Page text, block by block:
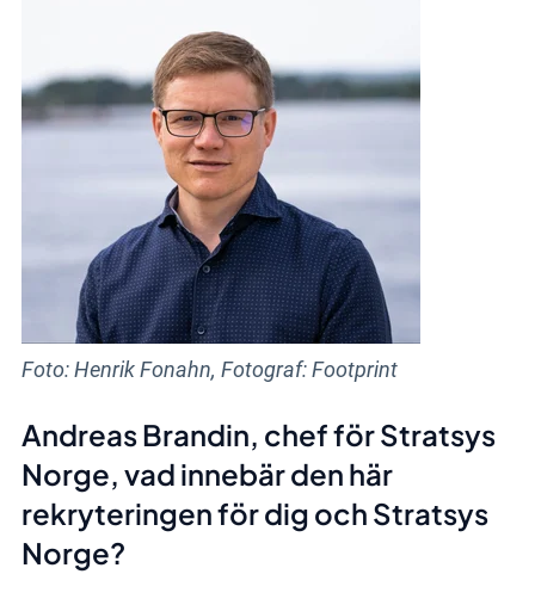
Foto: Henrik Fonahn, Fotograf: Footprint
Andreas Brandin, chef för Stratsys
Norge, vad innebär den här
rekryteringen för dig och Stratsys
Norge?